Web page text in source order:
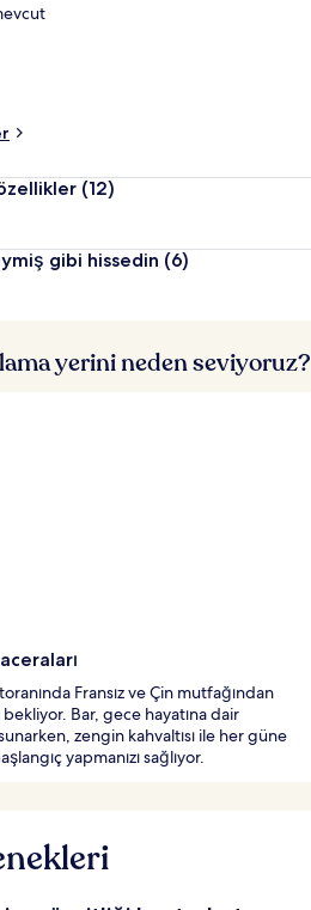
(12)
gibi hissedin (6)
yerini neden seviyoruz?
Fransız ve Çin mutfağından
bekliyor. Bar, gece hayatına dair
zengin kahvaltısı ile her güne
yapmanızı sağlıyor.